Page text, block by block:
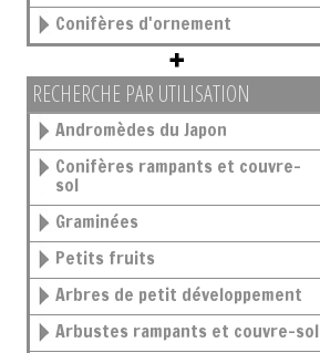
Conifères d'ornement
RECHERCHE PAR UTILISATION
Andromèdes du Japon
Conifères rampants et couvre-
sol
Graminées
Petits fruits
Arbres de petit développement
Arbustes rampants et couvre-sol